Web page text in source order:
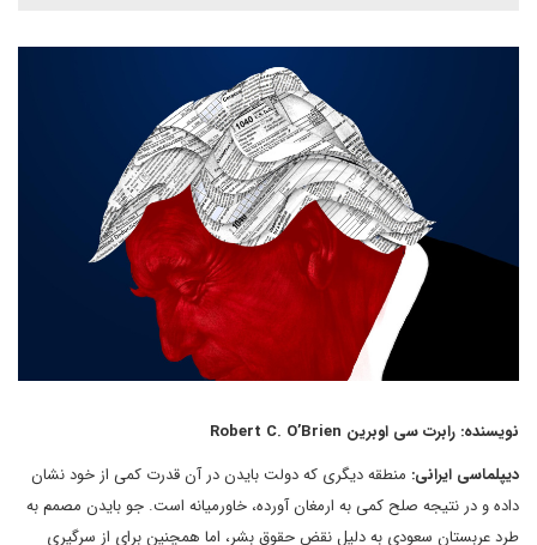
نویسنده: رابرت سی اوبرین Robert C. O’Brien
دیپلماسی ایرانی: منطقه دیگری که دولت بایدن در آن قدرت کمی از خود نشان
داده و در نتیجه صلح کمی به ارمغان آورده، خاورمیانه است. جو بایدن مصمم به
طرد عربستان سعودی به دلیل نقض حقوق بشر، اما همچنین برای از سرگیری